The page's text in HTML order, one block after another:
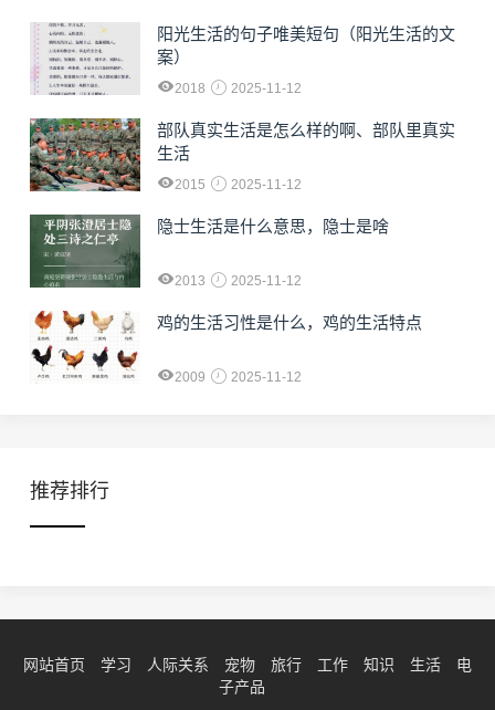
阳光生活的句子唯美短句（阳光生活的文
案）
2018 2025-11-12
部队真实生活是怎么样的啊、部队里真实
生活
2015 2025-11-12
隐士生活是什么意思，隐士是啥
2013 2025-11-12
鸡的生活习性是什么，鸡的生活特点
2009 2025-11-12
推荐排行
网站首页 学习 人际关系 宠物 旅行 工作 知识 生活
电
子产品